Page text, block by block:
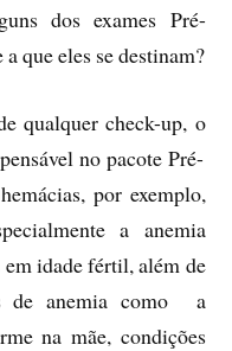
dos exames Pré-
que eles se destinam?
qualquer check-up, o
no pacote Pré-
por exemplo,
a anemia
idade fértil, além de
de anemia como a
na mãe, condições